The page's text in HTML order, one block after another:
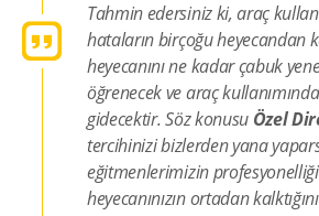
Tahmin edersiniz ki, araç
hataların birçoğu heyecandan
heyecanını ne kadar çabuk
öğrenecek ve araç
gidecektir. Söz konusu Özel
tercihinizi bizlerden yana
eğitmenlerimizin
heyecanınızın ortadan